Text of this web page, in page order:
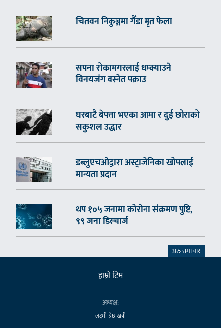
चितवन निकुञ्जमा गैँडा मृत फेला
सपना रोकामगरलाई धम्क्याउने
विनयजंग बस्नेत पक्राउ
घरबाटै बेपत्ता भएका आमा र दुई छोराको
सकुशल उद्धार
डब्लुएचओद्वारा अस्ट्राजेनिका खोपलाई
मान्यता प्रदान
थप १०५ जनामा कोरोना संक्रमण पुष्टि,
९९ जना डिस्चार्ज
अरु समाचार
हाम्राे टिम
अध्यक्ष:
लक्ष्मी श्रेष्ठ खत्री